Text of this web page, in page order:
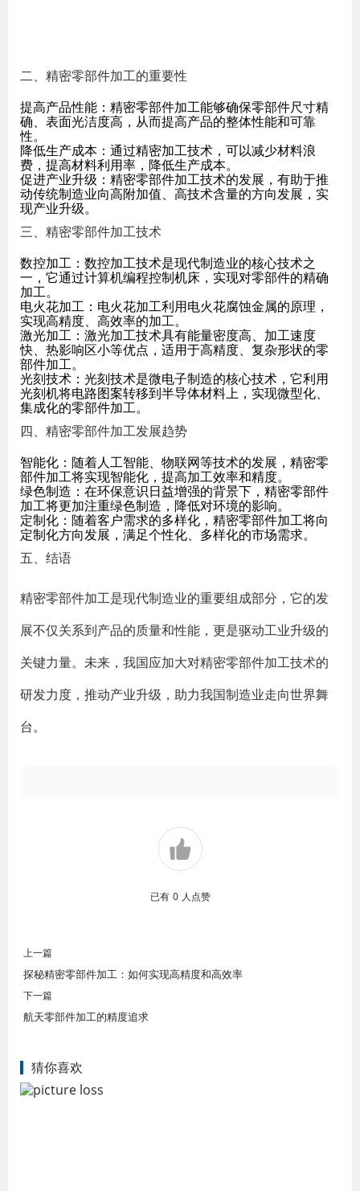
二、精密零部件加工的重要性
提高产品性能：精密零部件加工能够确保零部件尺寸精
确、表面光洁度高，从而提高产品的整体性能和可靠
性。
降低生产成本：通过精密加工技术，可以减少材料浪
费，提高材料利用率，降低生产成本。
促进产业升级：精密零部件加工技术的发展，有助于推
动传统制造业向高附加值、高技术含量的方向发展，实
现产业升级。
三、精密零部件加工技术
数控加工：数控加工技术是现代制造业的核心技术之
一，它通过计算机编程控制机床，实现对零部件的精确
加工。
电火花加工：电火花加工利用电火花腐蚀金属的原理，
实现高精度、高效率的加工。
激光加工：激光加工技术具有能量密度高、加工速度
快、热影响区小等优点，适用于高精度、复杂形状的零
部件加工。
光刻技术：光刻技术是微电子制造的核心技术，它利用
光刻机将电路图案转移到半导体材料上，实现微型化、
集成化的零部件加工。
四、精密零部件加工发展趋势
智能化：随着人工智能、物联网等技术的发展，精密零
部件加工将实现智能化，提高加工效率和精度。
绿色制造：在环保意识日益增强的背景下，精密零部件
加工将更加注重绿色制造，降低对环境的影响。
定制化：随着客户需求的多样化，精密零部件加工将向
定制化方向发展，满足个性化、多样化的市场需求。
五、结语
精密零部件加工是现代制造业的重要组成部分，它的发
展不仅关系到产品的质量和性能，更是驱动工业升级的
关键力量。未来，我国应加大对精密零部件加工技术的
研发力度，推动产业升级，助力我国制造业走向世界舞
台。
已有 0 人点赞
上一篇
探秘精密零部件加工：如何实现高精度和高效率
下一篇
航天零部件加工的精度追求
猜你喜欢